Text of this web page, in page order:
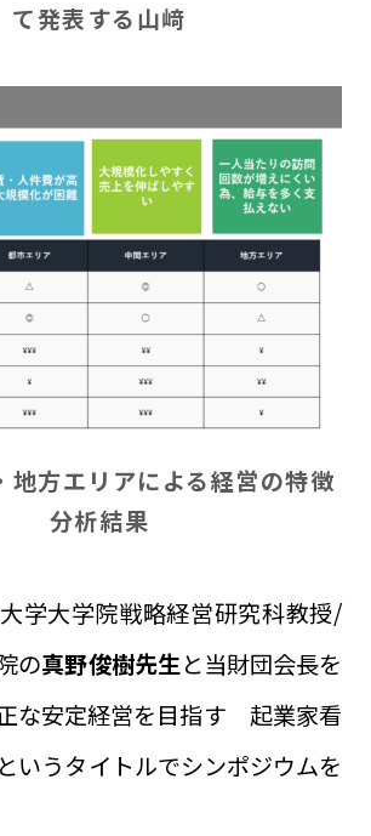
て発表する山﨑
地方エリアによる経営の特徴
分析結果
学大学院戦略経営研究科教授/
の真野俊樹先生と当財団会長を
な安定経営を目指す 起業家看
いうタイトルでシンポジウムを